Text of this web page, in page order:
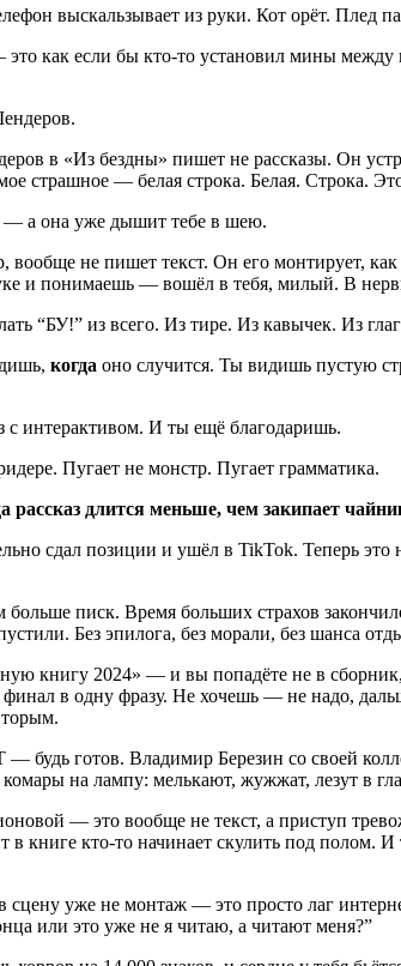
выскальзывает из руки. Кот орёт. Плед
как если бы кто-то установил мины
в «Из бездны» пишет не рассказы. Он
страшное — белая строка. Белая. Строка.
— а она уже дышит тебе в шею.
не пишет текст. Он его монтирует,
и понимаешь — вошёл в тебя, милый. В
“БУ!” из всего. Из тире. Из кавычек. Из
когда оно случится. Ты видишь пустую
с интерактивом. И ты ещё благодаришь.
Пугает не монстр. Пугает грамматика.
рассказ длится меньше, чем закипает
сдал позиции и ушёл в TikTok. Теперь
писк. Время больших страхов
Без эпилога, без морали, без шанса
книгу 2024» — и вы попадёте не в
финал в одну фразу. Не хочешь — не надо,
будь готов. Владимир Березин со своей
на лампу: мелькают, жужжат, лезут в
— это вообще не текст, а приступ
в книге кто-то начинает скулить под
сцену уже не монтаж — это просто лаг
или это уже не я читаю, а читают меня?”